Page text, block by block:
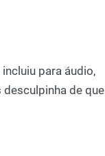
incluiu para áudio,
desculpinha de que